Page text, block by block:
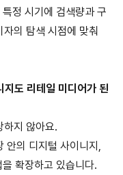
정 시기에 검색량과 구
의 탐색 시점에 맞춰
지도 리테일 미디어가 된
하지 않아요.
안의 디지털 사이니지
확장하고 있습니다.